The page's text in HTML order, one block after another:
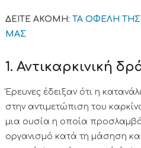
ΔΕΙΤΕ ΑΚΟΜΗ: ΤΑ ΟΦΕΛΗ ΤΗΣ
ΜΑΣ
1. Αντικαρκινική
Έρευνες έδειξαν ότι η
στην αντιμετώπιση του
μια ουσία η οποία
οργανισμό κατά τη μάσηση